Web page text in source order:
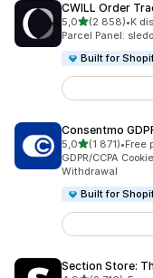
CWILL Order
5,0z 5 hvězd
(2 858)
Celkový počet
•K
Parcel Panel:
Built for
Consentmo
5,0z 5 hvězd
(1 871)
Celkový počet
•Free
GDPR/CCPA
Withdrawal
Built for
Section Store: